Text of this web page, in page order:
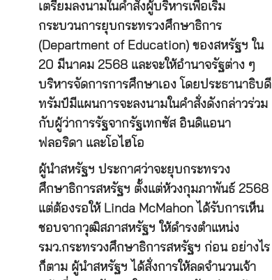
เตรียมลงนามในคำสั่งผู้บริหารเพื่อเริ่ม
กระบวนการยุบกระทรวงศึกษาธิการ
(Department of Education) ของสหรัฐฯ ใน
20 มีนาคม 2568 และจะให้อำนาจรัฐต่าง ๆ
บริหารจัดการการศึกษาเอง โดยประธานาธิบดี
ทรัมป์มีแผนการจะลงนามในคำสั่งดังกล่าวร่วม
กับผู้ว่าการรัฐจากรัฐเทกซัส อินดิแอนา
ฟลอริดา และโอไฮโอ
ผู้นำสหรัฐฯ ประกาศว่าจะยุบกระทรวง
ศึกษาธิการสหรัฐฯ ตั้งแต่ห้วงกุมภาพันธ์ 2568
แต่ต้องรอให้ Linda McMahon ได้รับการเห็น
ชอบจากวุฒิสภาสหรัฐฯ ให้ดำรงตำแหน่ง
รมว.กระทรวงศึกษาธิการสหรัฐฯ ก่อน อย่างไร
ก็ตาม ผู้นำสหรัฐฯ ได้สั่งการให้ลดจำนวนเจ้า